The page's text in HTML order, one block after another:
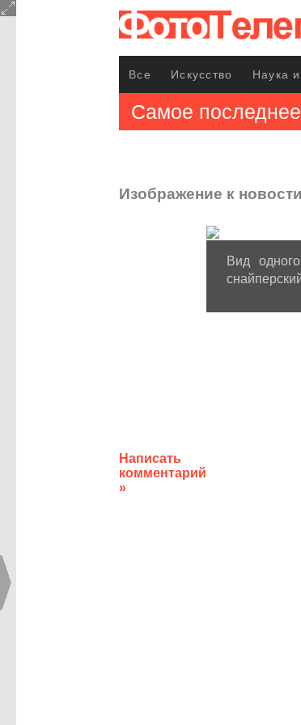
Все Искусство Наука
Самое последнее
Изображение к новости
Написать
комментарий
»
Вид